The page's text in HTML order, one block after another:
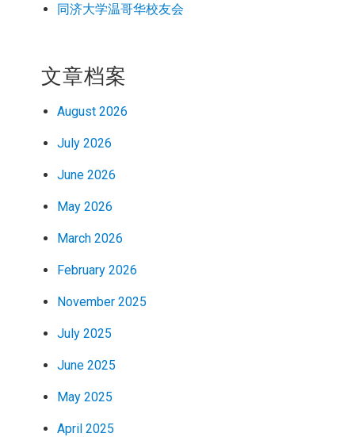
同济大学温哥华校友会
文章档案
August 2026
July 2026
June 2026
May 2026
March 2026
February 2026
November 2025
July 2025
June 2025
May 2025
April 2025